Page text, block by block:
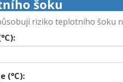
šoku
riziko teplotního šoku
(°C):